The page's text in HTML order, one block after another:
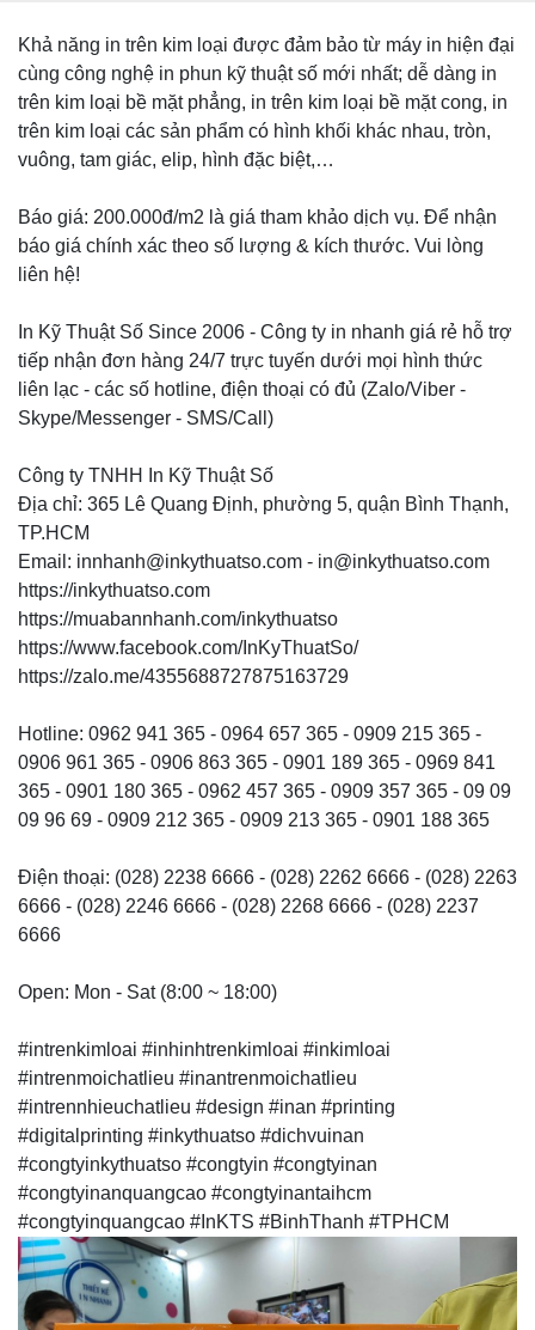
Khả năng in trên kim loại được đảm bảo từ máy in hiện đại
cùng công nghệ in phun kỹ thuật số mới nhất; dễ dàng in
trên kim loại bề mặt phẳng, in trên kim loại bề mặt cong, in
trên kim loại các sản phẩm có hình khối khác nhau, tròn,
vuông, tam giác, elip, hình đặc biệt,…
Báo giá: 200.000đ/m2 là giá tham khảo dịch vụ. Để nhận
báo giá chính xác theo số lượng & kích thước. Vui lòng
liên hệ!
In Kỹ Thuật Số Since 2006 - Công ty in nhanh giá rẻ hỗ trợ
tiếp nhận đơn hàng 24/7 trực tuyến dưới mọi hình thức
liên lạc - các số hotline, điện thoại có đủ (Zalo/Viber -
Skype/Messenger - SMS/Call)
Công ty TNHH In Kỹ Thuật Số
Địa chỉ: 365 Lê Quang Định, phường 5, quận Bình Thạnh,
TP.HCM
Email: innhanh@inkythuatso.com - in@inkythuatso.com
https://inkythuatso.com
https://muabannhanh.com/inkythuatso
https://www.facebook.com/InKyThuatSo/
https://zalo.me/4355688727875163729
Hotline: 0962 941 365 - 0964 657 365 - 0909 215 365 -
0906 961 365 - 0906 863 365 - 0901 189 365 - 0969 841
365 - 0901 180 365 - 0962 457 365 - 0909 357 365 - 09 09
09 96 69 - 0909 212 365 - 0909 213 365 - 0901 188 365
Điện thoại: (028) 2238 6666 - (028) 2262 6666 - (028) 2263
6666 - (028) 2246 6666 - (028) 2268 6666 - (028) 2237
6666
Open: Mon - Sat (8:00 ~ 18:00)
#intrenkimloai #inhinhtrenkimloai #inkimloai
#intrenmoichatlieu #inantrenmoichatlieu
#intrennhieuchatlieu #design #inan #printing
#digitalprinting #inkythuatso #dichvuinan
#congtyinkythuatso #congtyin #congtyinan
#congtyinanquangcao #congtyinantaihcm
#congtyinquangcao #InKTS #BinhThanh #TPHCM